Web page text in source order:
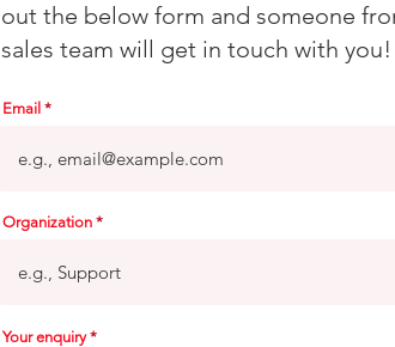
out the below form and someone
sales team will get in touch with you!
Email
Organization
Your enquiry